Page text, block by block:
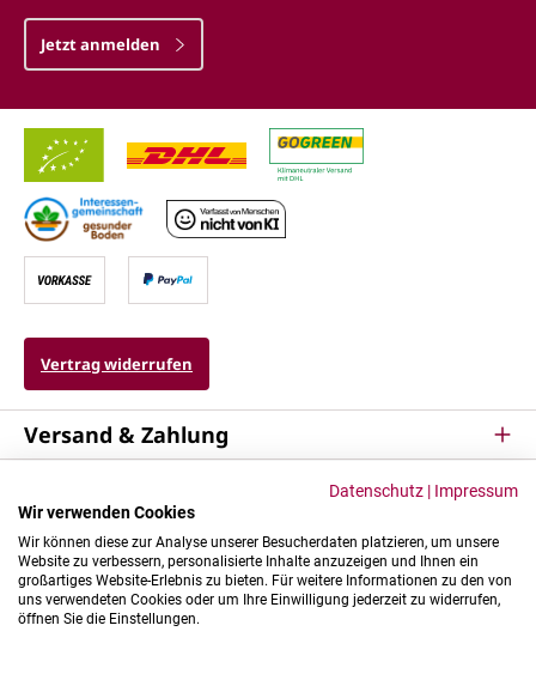
Jetzt anmelden
Vertrag widerrufen
Versand & Zahlung
Kontakt & Mehr
Datenschutz | Impressum
Wir verwenden Cookies
Wir können diese zur Analyse unserer Besucherdaten platzieren, um unsere
Website zu verbessern, personalisierte Inhalte anzuzeigen und Ihnen ein
großartiges Website-Erlebnis zu bieten. Für weitere Informationen zu den von
uns verwendeten Cookies oder um Ihre Einwilligung jederzeit zu widerrufen,
öffnen Sie die Einstellungen.